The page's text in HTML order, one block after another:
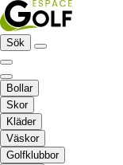
Sök
Bollar
Skor
Kläder
Väskor
Golfklubbor